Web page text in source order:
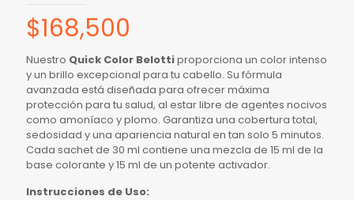
$168,500
Nuestro Quick Color Belottiproporciona un color intenso
y un brillo excepcional para tu cabello. Su fórmula
avanzada está diseñada para ofrecer máxima
protección para tu salud, al estar libre de agentes nocivos
como amoníaco y plomo. Garantiza una cobertura total,
sedosidad y una apariencia natural en tan solo 5 minutos.
Cada sachet de 30 ml contiene una mezcla de 15 ml de la
base colorante y 15 ml de un potente activador.
Instrucciones de Uso: